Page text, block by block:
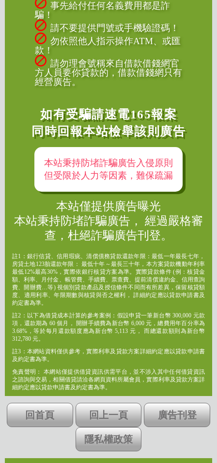
事先給付任何名義費用都是詐
騙！
請不要提供門號或手機驗證碼！
勿依照他人指示操作ATM、或匯
款！
請勿理會號稱來自借款借錢網官
方人員要你貸款的，借款借錢網只有
經營廣告。
如有受騙請速電165報案
同時回報本站檢舉該則廣告
本站秉持防堵詐騙廣告入侵原則
但受限於人力等因素，難保疏漏
本站僅提供廣告曝光
本站秉持防堵詐騙廣告， 經過嚴格審
查，杜絕詐騙廣告刊登。
註1：銀行信貸、信用瑕疵、清償債務貸款還款年限：最低一年最長七年，
房貸土地123胎還款年限： 最低十年～最長三十年，本方案貸款機動年利率
最低12%最高30%，實際依銀行核貸方案為準。實際貸款條件 (例：核貸金
額、利率、月付金、帳管費、手續費、票查費、提前清償違約金、信用查詢
費、開辦費…等) 視個別貸款產品及授信條件不同而有所差異，保留核貸額
度、適用利率、年限期數與核貸與否之權利， 詳細約定應以貸款申請書及
約定書為準。
註2：以下為借貸成本計算的參考案例：假設申貸一筆新台幣 300,000 元款
項，還款期為 60 個月， 開辦手續費為新台幣 6,000 元，總費用年百分率為
3.68%，等於每月還款額度應為新台幣 5,113 元， 而總還款額則為新台幣
312,780 元。
註3：本網站資料僅供參考，實際利率及貸款方案詳細約定應以貸款申請書
及約定書為準。
免責聲明： 本網站僅提供借貸資訊供需平台，並不涉入其中任何借貸資訊
之諮詢與交易，相關借貸請洽各網頁資料所屬會員，實際利率及貸款方案詳
細約定應以貸款申請書及約定書為準。
回首頁 回上一頁 廣告刊登
隱私權政策